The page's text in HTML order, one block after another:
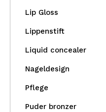
Lip Gloss
Lippenstift
Liquid concealer
Nageldesign
Pflege
Puder bronzer